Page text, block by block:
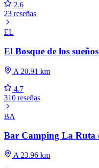
2.6
23 reseñas
EL
El Bosque de los sueños
A 20.91 km
4.7
310 reseñas
BA
Bar Camping La Ruta
A 23.96 km